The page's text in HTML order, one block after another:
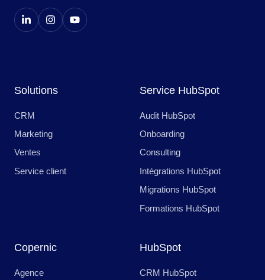
Solutions
CRM
Marketing
Ventes
Service client
Service HubSpot
Audit HubSpot
Onboarding
Consulting
Intégrations HubSpot
Migrations HubSpot
Formations HubSpot
Copernic
Agence
HubSpot
CRM HubSpot